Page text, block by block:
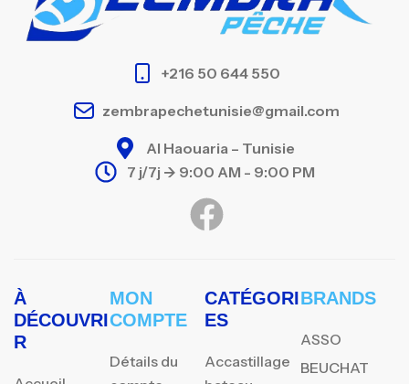
+216 50 644 550
zembrapechetunisie@gmail.com
Al Haouaria – Tunisie
7 j/7j -> 9:00 AM - 9:00 PM
À
DÉCOUVRI
R
MON
COMPTE
Détails du
CATÉGORI
ES
Accastillage
BRANDS
ASSO
BEUCHAT